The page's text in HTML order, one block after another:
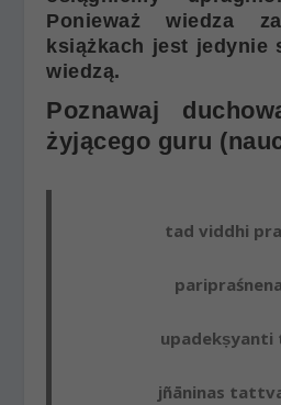
Ponieważ wiedza
książkach jest jedynie
wiedzą.
Poznawaj
żyjącego guru
tad viddhi
upadekṣyanti
jñāninas